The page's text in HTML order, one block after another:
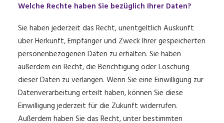
Welche Rechte haben Sie bezüglich Ihrer Daten?
Sie haben jederzeit das Recht, unentgeltlich Auskunft
über Herkunft, Empfänger und Zweck Ihrer gespeicherten
personenbezogenen Daten zu erhalten. Sie haben
außerdem ein Recht, die Berichtigung oder Löschung
dieser Daten zu verlangen. Wenn Sie eine Einwilligung zur
Datenverarbeitung erteilt haben, können Sie diese
Einwilligung jederzeit für die Zukunft widerrufen.
Außerdem haben Sie das Recht, unter bestimmten